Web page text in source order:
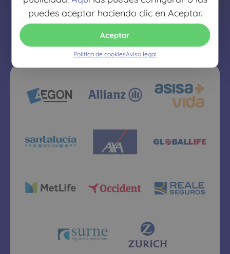
puedes aceptar haciendo clic en Aceptar.
Aceptar
Política de cookiesAviso legal